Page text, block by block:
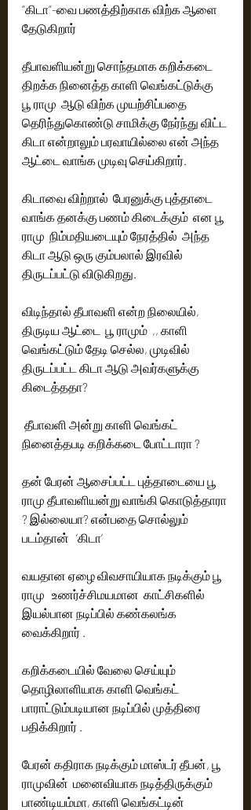
”கிடா”-வை பணத்திற்காக விற்க ஆளை
தேடுகிறார்
தீபாவளியன்று சொந்தமாக கறிக்கடை
திறக்க நினைத்த காளி வெங்கட்டுக்கு
பூ ராமு  ஆடு விற்க முயற்சிப்பதை
தெரிந்துகொண்டு சாமிக்கு நேர்ந்து விட்ட
கிடா என்றாலும் பரவாயில்லை என் அந்த
ஆட்டை வாங்க முடிவு செய்கிறார்.
கிடாவை விற்றால்  பேரனுக்கு புத்தாடை
வாங்க தனக்கு பணம் கிடைக்கும்  என பூ
ராமு  நிம்மதியடையும் நேரத்தில்  அந்த
கிடா ஆடு ஒரு கும்பலால் இரவில்
திருடப்பட்டு விடுகிறது.
விடிந்தால் தீபாவளி என்ற நிலையில்,
திருடிய ஆட்டை  பூ ராமும்  ,, காளி
வெங்கட்டும் தேடி செல்ல, முடிவில்
திருடப்பட்ட கிடா ஆடு அவர்களுக்கு
கிடைத்ததா?
நினைத்தபடி கறிக்கடை போட்டாரா ?
தன் பேரன் ஆசைப்பட்ட புத்தாடையை பூ
ராமு தீபாவளியன்று வாங்கி கொடுத்தாரா
? இல்லையா? என்பதை சொல்லும்
படம்தான்   ‘கிடா’
வயதான ஏழை விவசாயியாக நடிக்கும் பூ
ராமு   உணர்ச்சிமயமான  காட்சிகளில்
இயல்பான நடிப்பில் கண்கலங்க
வைக்கிறார் .
கறிக்கடையில் வேலை செய்யும்
தொழிலாளியாக காளி வெங்கட்
பாராட்டும்படியான நடிப்பில் முத்திரை
பதிக்கிறார் .
பேரன் கதிராக நடிக்கும் மாஸ்டர் தீபன், பூ
ராமுவின்  மனைவியாக நடித்திருக்கும்
பாண்டியம்மா, காளி வெங்கட்டின்